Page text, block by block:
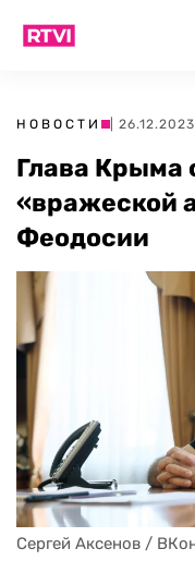
НОВОСТИ |
Глава Крыма
«вражеской
Феодосии
Сергей Аксенов /